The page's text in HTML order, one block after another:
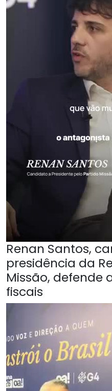
Renan Santos,
presidência da
Missão, defende
fiscais